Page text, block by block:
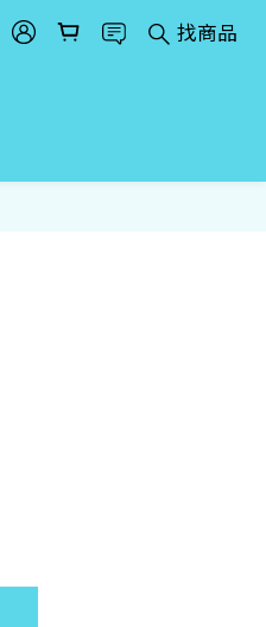
找商品